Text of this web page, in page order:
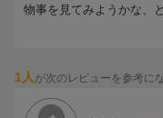
物事を見てみようかな、
1人が次のレビューを参考に